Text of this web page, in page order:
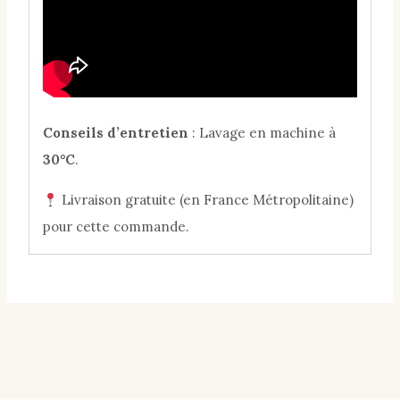
Conseils d’entretien : Lavage en machine à
30°C.
Livraison gratuite (en France Métropolitaine)
pour cette commande.